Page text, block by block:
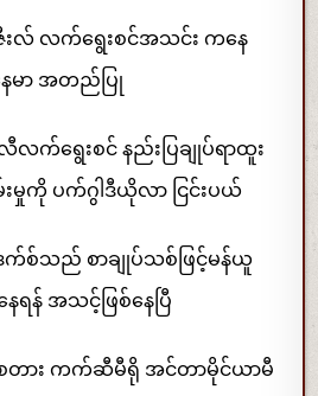
းလ် လက်ရွေးစင်အသင်း ကနေ
မာ အတည်ပြု
က်ရွေးစင် နည်းပြချုပ်ရာထူး
ကို ပက်ဂွါဒီယိုလာ ငြင်းပယ်
က်စ်သည် စာချုပ်သစ်ဖြင့်မန်ယူ
န် အသင့်ဖြစ်နေပြီ
တား ကက်ဆီမီရို အင်တာမိုင်ယာမီ